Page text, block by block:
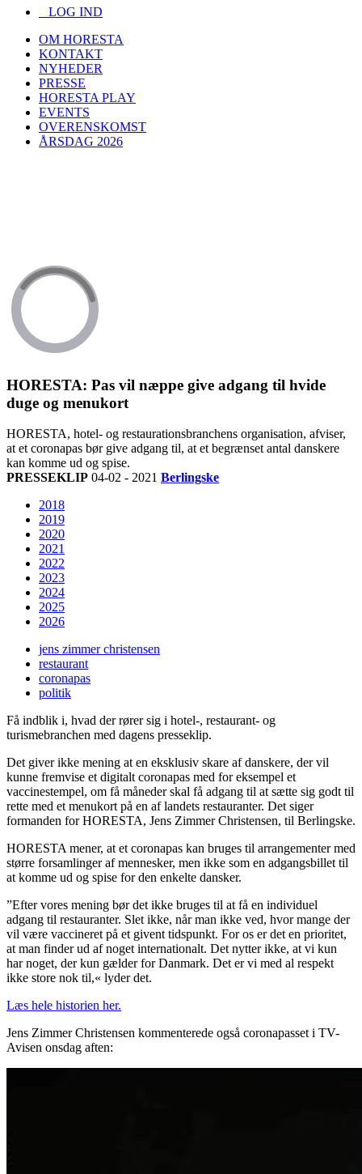
LOG IND
OM HORESTA
KONTAKT
NYHEDER
PRESSE
HORESTA PLAY
EVENTS
OVERENSKOMST
ÅRSDAG 2026
HORESTA: Pas vil næppe give adgang til hvide
duge og menukort
HORESTA, hotel- og restaurationsbranchens organisation, afviser,
at et coronapas bør give adgang til, at et begrænset antal danskere
kan komme ud og spise.
PRESSEKLIP 04-02 - 2021 Berlingske
2018
2019
2020
2021
2022
2023
2024
2025
2026
jens zimmer christensen
restaurant
coronapas
politik
Få indblik i, hvad der rører sig i hotel-, restaurant- og
turismebranchen med dagens presseklip.
Det giver ikke mening at en eksklusiv skare af danskere, der vil
kunne fremvise et digitalt coronapas med for eksempel et
vaccinestempel, om få måneder skal få adgang til at sætte sig godt til
rette med et menukort på en af landets restauranter. Det siger
formanden for HORESTA, Jens Zimmer Christensen, til Berlingske.
HORESTA mener, at et coronapas kan bruges til arrangementer med
større forsamlinger af mennesker, men ikke som en adgangsbillet til
at komme ud og spise for den enkelte dansker.
”Efter vores mening bør det ikke bruges til at få en individuel
adgang til restauranter. Slet ikke, når man ikke ved, hvor mange der
vil være vaccineret på et givent tidspunkt. For os er det en prioritet,
at man finder ud af noget internationalt. Det nytter ikke, at vi kun
har noget, der kun gælder for Danmark. Det er vi med al respekt
ikke store nok til,« lyder det.
Læs hele historien her.
Jens Zimmer Christensen kommenterede også coronapasset i TV-
Avisen onsdag aften: